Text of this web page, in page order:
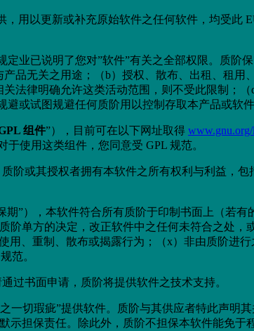
，用以更新或补充原始软件之任何软件，均受此
业已说明了您对”软件”有关之全部权限。质阶
品无关之用途；（b）授权、散布、出租、租用
法律明确允许这类活动范围，则不受此限制；
或试图规避任何质阶用以控制存取本产品或软
组件”），目前可在以下网址取得 www.gnu.org/
使用这类组件，您同意受 GPL 规范。
阶或其授权者拥有本软件之所有权利与利益，包
”），本软件符合所有质阶于印制书面上（若有
单方的决定，改正软件中之任何未符合之处，
、重制、散布或揭露行为；（x）非由质阶进
范。
过书面申请，质阶将提供软件之技术支持。
一切瑕疵”提供软件。质阶与其供应者特此声明
担保责任。除此外，质阶不担保本软件能免于